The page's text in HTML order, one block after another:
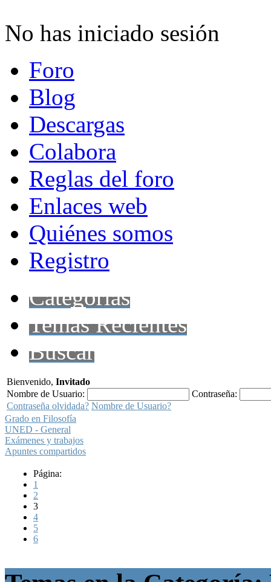
No has iniciado sesión
Foro
Blog
Descargas
Colabora
Reglas del foro
Enlaces web
Quiénes somos
Registro
Categorías
Temas Recientes
Buscar
Bienvenido, Invitado
Nombre de Usuario:
Contraseña:
Contraseña olvidada? Nombre de Usuario?
Grado en Filosofía
UNED - General
Exámenes y trabajos
Apuntes compartidos
Página:
1
2
3
4
5
6